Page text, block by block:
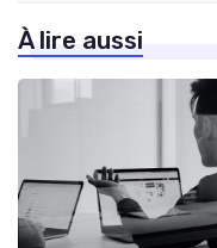
À lire aussi